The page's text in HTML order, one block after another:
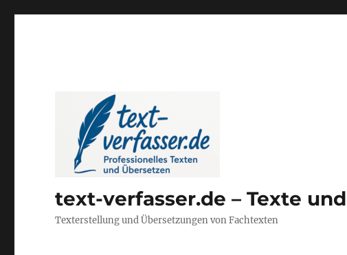
text-verfasser.de – Texte
Texterstellung und Übersetzungen von Fachtexten